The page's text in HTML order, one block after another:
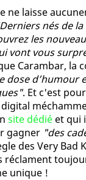
laisse
nés de
les
vont vous
Carambar, la
dose d’humour
. Et c'est
site dédié et qui
gagner "des
des Very Bad
réclament
unique !